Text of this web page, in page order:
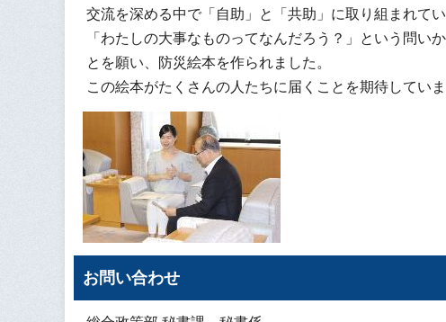
交流を深める中で「自助」と「共助」に取り組まれてい
「わたしの大事なものってなんだろう？」という問
とを願い、防災絵本を作られました。
この絵本がたくさんの人たちに届くことを期待していま
お問い合わせ